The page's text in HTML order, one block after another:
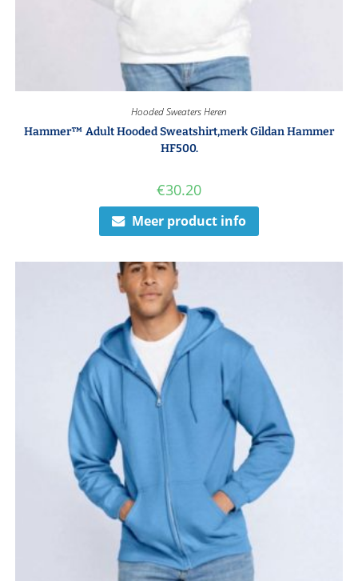
Hooded Sweaters Heren
Hammer™ Adult Hooded Sweatshirt,merk Gildan Hammer
HF500.
€30.20
Meer product info